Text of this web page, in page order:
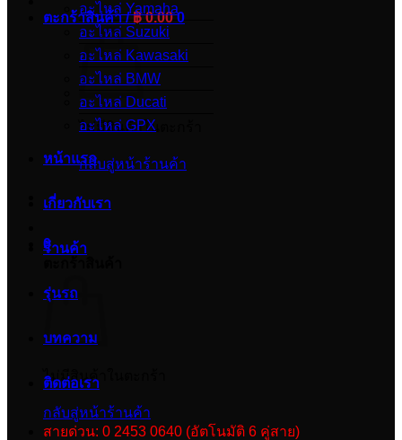
ตะกร้าสินค้า /฿0.00 0
ไม่มีสินค้าในตะกร้า
กลับสู่หน้าร้านค้า
0
ไม่มีสินค้าในตะกร้า
กลับสู่หน้าร้านค้า
อะไหล่ Yamaha
อะไหล่ Suzuki
อะไหล่ Kawasaki
อะไหล่ BMW
อะไหล่ Ducati
อะไหล่ GPX
หน้าแรก
เกี่ยวกับเรา
ร้านค้า
รุ่นรถ
บทความ
ติดต่อเรา
สายด่วน: 0 2453 0640 (อัตโนมัติ 6 คู่สาย)